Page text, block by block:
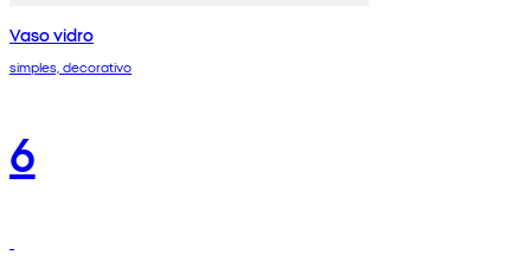
Vaso vidro
simples, decorativo
6